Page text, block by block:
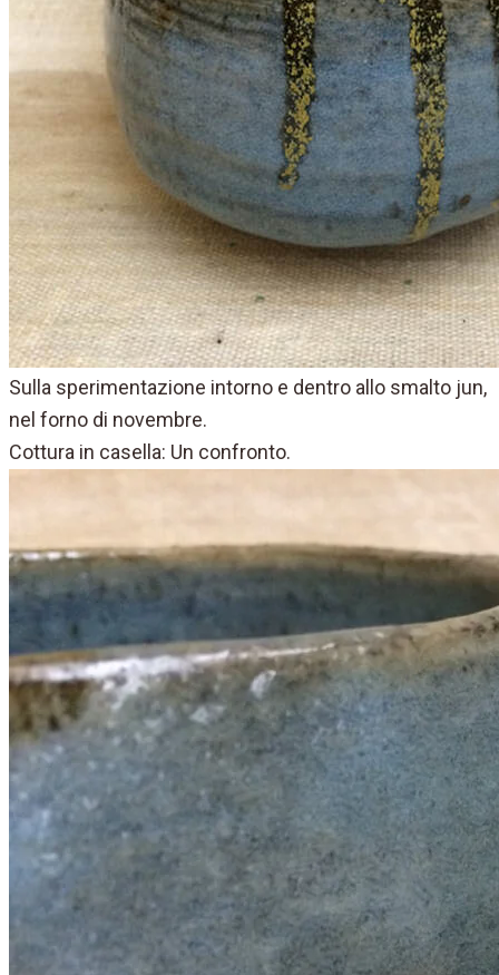
Sulla sperimentazione intorno e dentro allo smalto jun,
nel forno di novembre.
Cottura in casella: Un confronto.